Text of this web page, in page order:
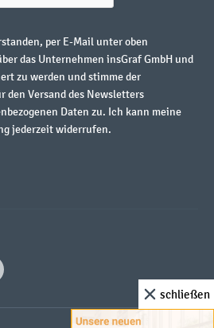
per E-Mail unter oben
das Unternehmen insGraf GmbH und
zu werden und stimme der
den Versand des Newsletters
Daten zu. Ich kann meine
jederzeit widerrufen.
schließen